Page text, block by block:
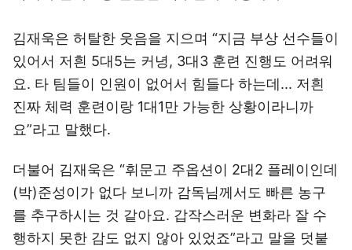
김재욱은 허탈한 웃음을 지으며 “지금 부상 선수들이
있어서 저흰 5대5는 커녕, 3대3 훈련 진행도 어려워
요. 타 팀들이 인원이 없어서 힘들다 하는데... 저흰
진짜 체력 훈련이랑 1대1만 가능한 상황이라니까
요”라고 말했다.
더불어 김재욱은 “휘문고 주옵션이 2대2 플레이인데
(박)준성이가 없다 보니까 감독님께서도 빠른 농구
를 추구하시는 것 같아요. 갑작스러운 변화라 잘 수
행하지 못한 감도 없지 않아 있었죠”라고 말을 덧붙